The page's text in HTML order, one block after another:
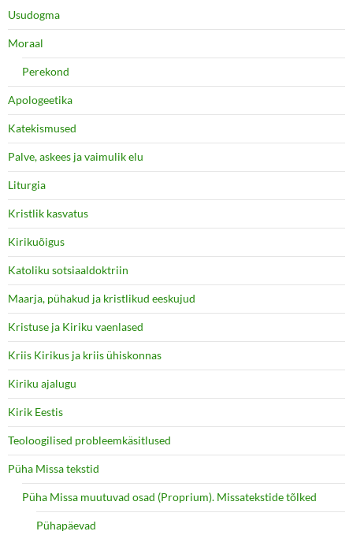
Usudogma
Moraal
Perekond
Apologeetika
Katekismused
Palve, askees ja vaimulik elu
Liturgia
Kristlik kasvatus
Kirikuõigus
Katoliku sotsiaaldoktriin
Maarja, pühakud ja kristlikud eeskujud
Kristuse ja Kiriku vaenlased
Kriis Kirikus ja kriis ühiskonnas
Kiriku ajalugu
Kirik Eestis
Teoloogilised probleemkäsitlused
Püha Missa tekstid
Püha Missa muutuvad osad (Proprium). Missatekstide tõlked
Pühapäevad